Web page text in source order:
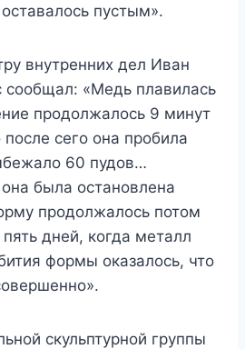
пустым».
внутренних дел Иван
сообщал: «Медь пла­вилась
продолжалось 9 минут
сего она пробила
60 пудов…
была остановлена
продолжалось по­том
дней, когда металл
формы оказалось, что
скульптурной группы